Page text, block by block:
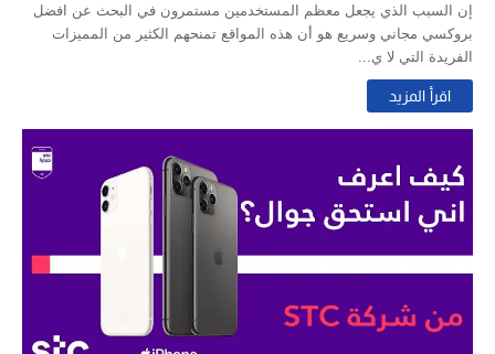
إن السبب الذي يجعل معظم المستخدمين مستمرون في البحث عن افضل
بروكسي مجاني وسريع هو أن هذه المواقع تمنحهم الكثير من المميزات
الفريدة التي لا ي...
اقرأ المزيد